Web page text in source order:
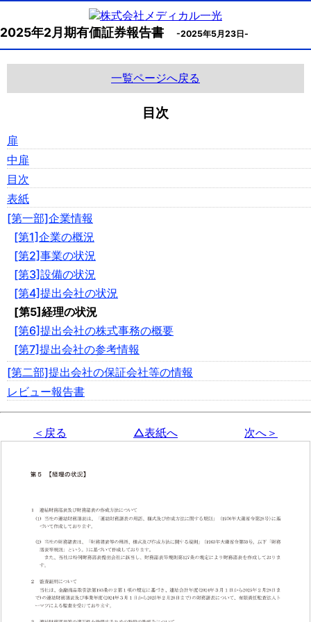
2025年2月期有価証券報告書 -2025年5月23日-
一覧ページへ戻る
目次
扉
中扉
目次
表紙
[第一部]企業情報
[第1]企業の概況
[第2]事業の状況
[第3]設備の状況
[第4]提出会社の状況
[第5]経理の状況
[第6]提出会社の株式事務の概要
[第7]提出会社の参考情報
[第二部]提出会社の保証会社等の情報
レビュー報告書
＜戻る △表紙へ 次へ＞